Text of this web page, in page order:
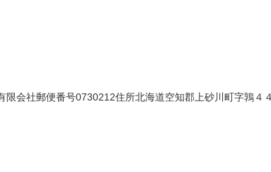
限会社郵便番号0730212住所北海道空知郡上砂川町字鶉